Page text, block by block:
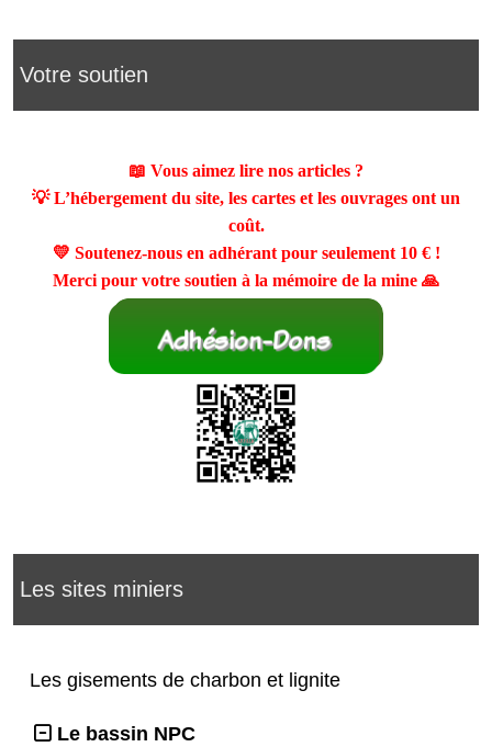
Votre soutien
📖 Vous aimez lire nos articles ?
💡 L’hébergement du site, les cartes et les ouvrages ont un
coût.
💛 Soutenez-nous en adhérant pour seulement 10 €!
Merci pour votre soutien à la mémoire de la mine 🙏
Les sites miniers
Les gisements de charbon et lignite
Le bassin NPC